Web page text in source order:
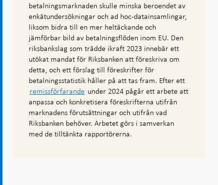
betalningsmarknaden skulle minska beroendet av
enkätundersökningar och ad hoc-datainsamlingar,
liksom bidra till en mer heltäckande och
jämförbar bild av betalningsflöden inom EU. Den
riksbankslag som trädde ikraft 2023 innebär ett
utökat mandat för Riksbanken att föreskriva om
detta, och ett förslag till föreskrifter för
betalningsstatistik håller på att tas fram. Efter ett
remissförfarande under 2024 pågår ett arbete att
anpassa och konkretisera föreskrifterna utifrån
marknadens förutsättningar och utifrån vad
Riksbanken behöver. Arbetet görs i samverkan
med de tilltänkta rapportörerna.